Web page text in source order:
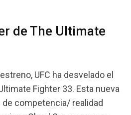
de The Ultimate
UFC ha desvelado el
Fighter 33. Esta nueva
competencia/ realidad